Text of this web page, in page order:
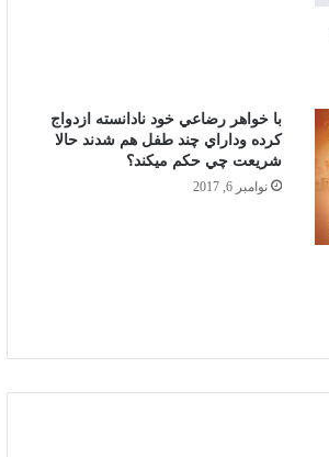
ابتداء وقت نماز تهجد بعد از نماز خفتن
شيوه وطريقه ادا كردن نماز هاي قضايي در
مذهب حنفي
با خواهر رضاعي خود نادانسته ازدواج
كرده وداراي چند طفل هم شدند حالا
شريعت چي حكم ميكند؟
نوامبر 6, 2017